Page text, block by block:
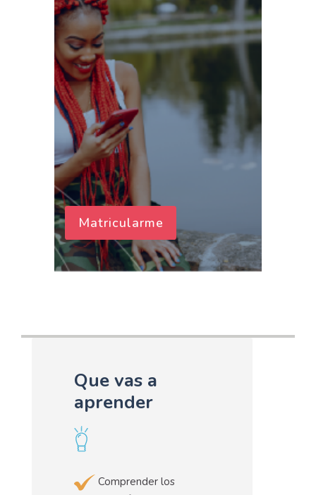
Matricularme
Que vas a
aprender
Comprender los